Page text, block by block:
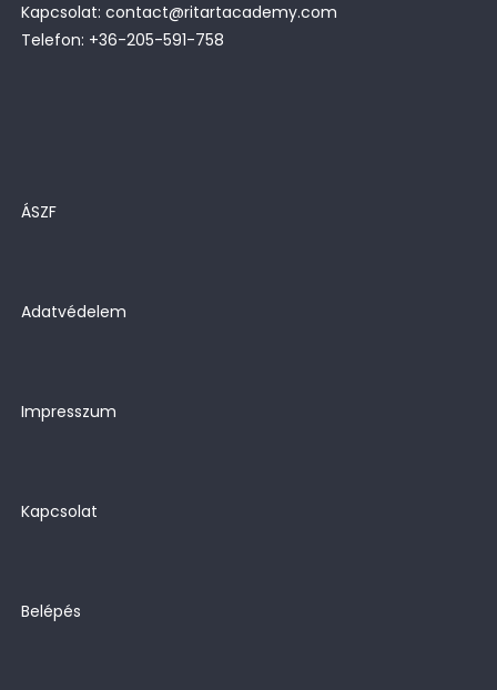
Kapcsolat: contact@ritartacademy.com
Telefon: +36-205-591-758
ÁSZF
Adatvédelem
Impresszum
Kapcsolat
Belépés